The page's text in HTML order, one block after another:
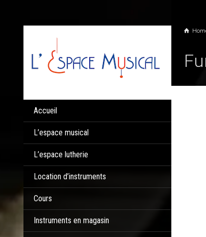
Accueil
L’espace musical
L’espace lutherie
Location d’instruments
Cours
Instruments en magasin